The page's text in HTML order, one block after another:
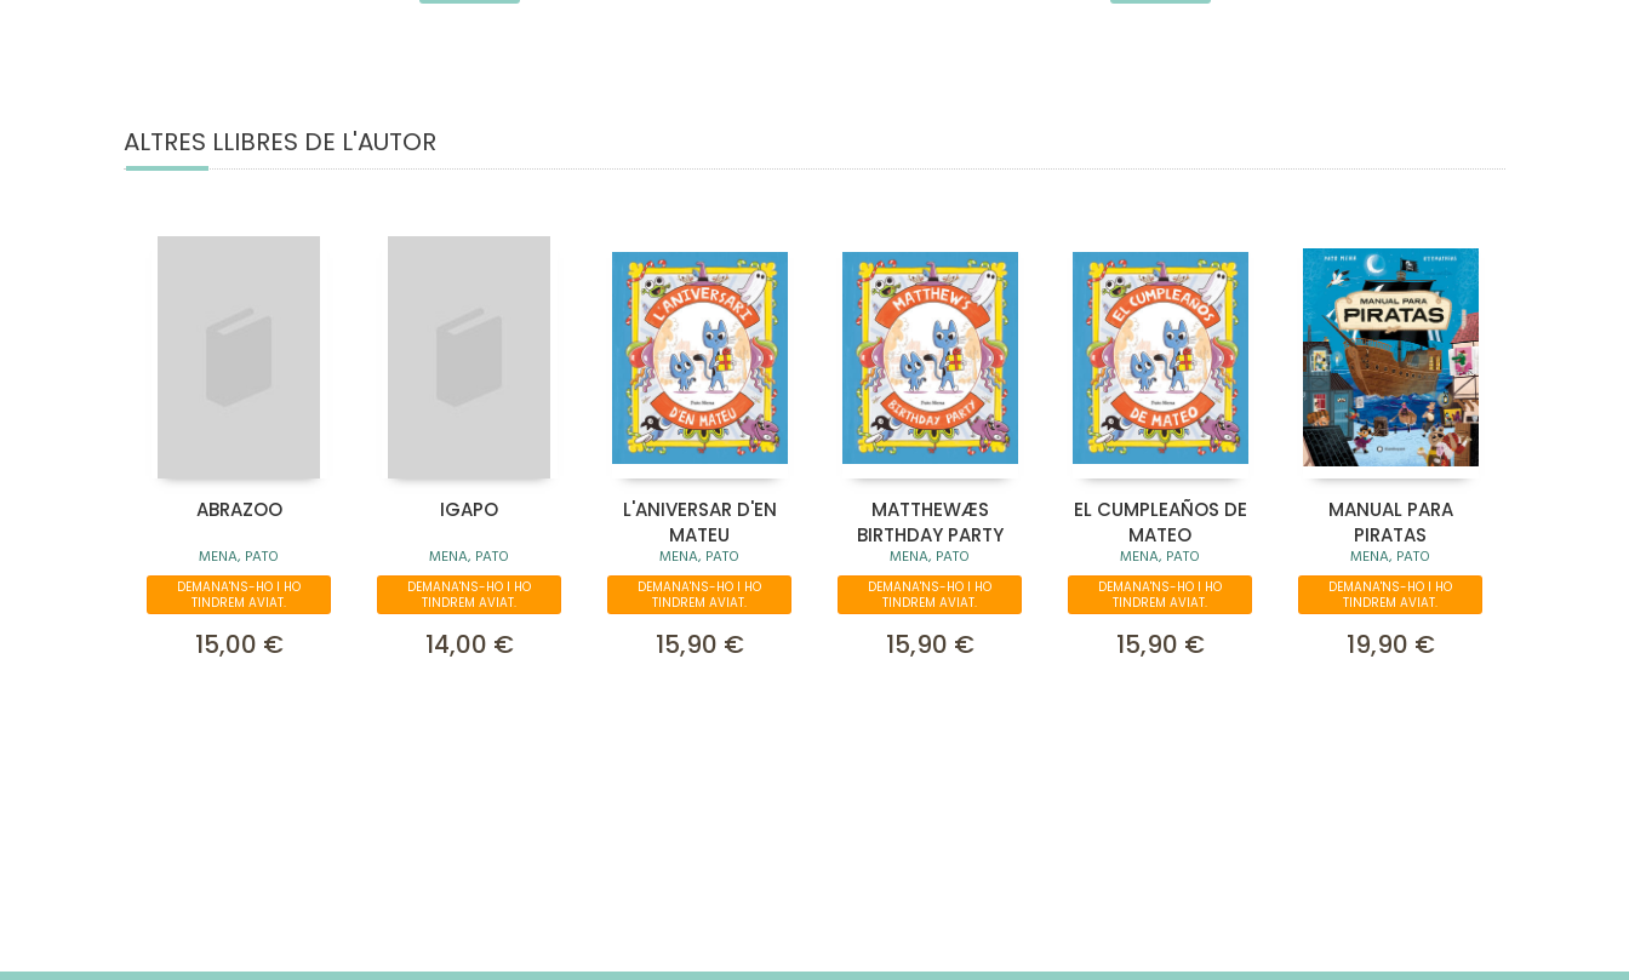
ALTRES LLIBRES DE L'AUTOR
ABRAZOO
MENA, PATO
DEMANA'NS-HO I HO
TINDREM AVIAT.
15,00 €
IGAPO
MENA, PATO
DEMANA'NS-HO I HO
TINDREM AVIAT.
14,00 €
L'ANIVERSAR D'EN
MATEU
MENA, PATO
DEMANA'NS-HO I HO
TINDREM AVIAT.
15,90 €
MATTHEWÆS
BIRTHDAY PARTY
MENA, PATO
DEMANA'NS-HO I HO
TINDREM AVIAT.
15,90 €
EL CUMPLEAÑOS DE
MATEO
MENA, PATO
DEMANA'NS-HO I HO
TINDREM AVIAT.
15,90 €
MANUAL PARA
PIRATAS
MENA, PATO
DEMANA'NS-HO I HO
TINDREM AVIAT.
19,90 €